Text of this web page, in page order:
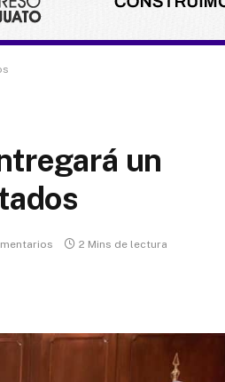
un
2 Mins de lectura